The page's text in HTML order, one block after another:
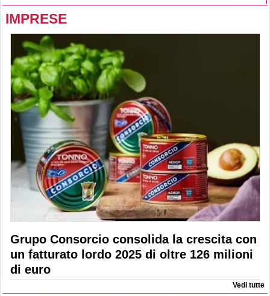
IMPRESE
Grupo Consorcio consolida la crescita con
un fatturato lordo 2025 di oltre 126 milioni
di euro
Vedi tutte